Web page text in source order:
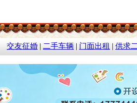
交友征婚 | 二手车辆 | 门面出租 | 供求